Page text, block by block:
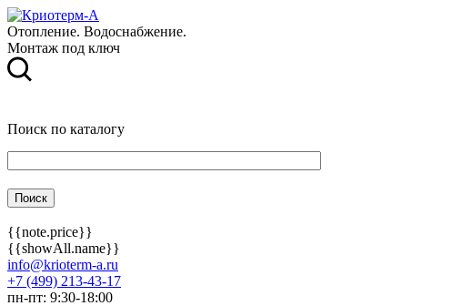
Отопление. Водоснабжение.
Монтаж под ключ
Поиск по каталогу
{{note.price}}
{{showAll.name}}
info@krioterm-a.ru
+7 (499) 213-43-17
пн-пт: 9:30-18:00